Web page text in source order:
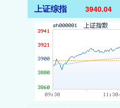
上证综指 3940.04